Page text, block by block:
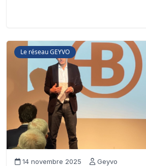
Le réseau GEYVO
14 novembre 2025 Geyvo